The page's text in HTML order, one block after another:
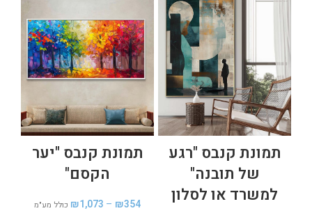
תמונת קנבס "רגע
של תובנה"
למשרד או לסלון
תמונת קנבס "יער
הקסם"
₪354
–
₪1,073 כולל מע"מ